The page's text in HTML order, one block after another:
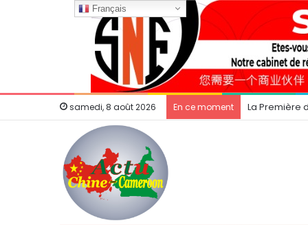
samedi, 8 août 2026 En ce moment La Première
Français